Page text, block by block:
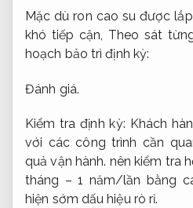
Mặc dù ron cao su được
khó tiếp cận, Theo sát
hoạch bảo trì định kỳ:
Đánh giá.
Kiểm tra định kỳ: Khách
với các công trình cần
quả vận hành. nên kiểm tra
tháng – 1 năm/lần bằng
hiện sớm dấu hiệu rò rỉ.